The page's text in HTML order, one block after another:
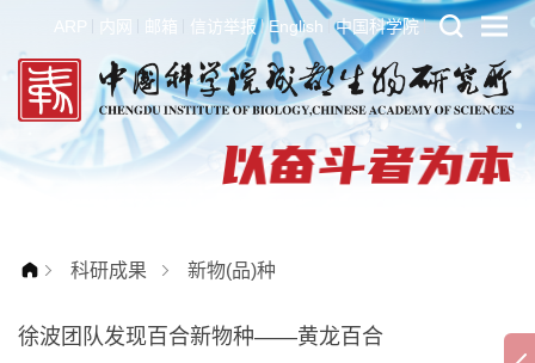
ARP 内网 邮箱 信访举报 English 中国科学院
科研成果 新物(品)种
徐波团队发现百合新物种——黄龙百合